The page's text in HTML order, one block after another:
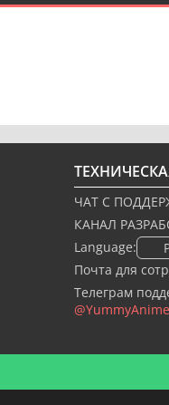
ЧАТ С
КАНАЛ
Language:
🇷🇺
Почта для
Телеграм